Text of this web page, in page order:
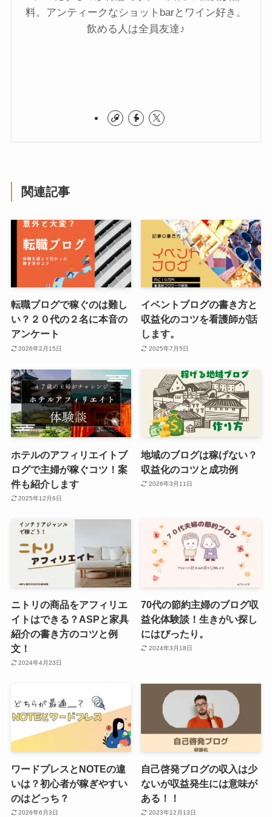
料。アンティークなショットbarとワイン好き。
飲める人は全員友達♪
関連記事
転職ブログで稼ぐのは難し
い？２０代の２名に本音の
アンケート
2026年2月15日
イベントブログの書き方と
収益化のコツを看護師が話
します。
2025年7月5日
ホテルのアフィリエイトブ
ログで主婦が稼ぐコツ！案
件も紹介します
2025年12月6日
地域のブログは稼げない？
収益化のコツと成功例
2026年3月11日
ニトリの商品をアフィリエ
イトはできる？ASPと家具
紹介の書き方のコツと例
文！
2024年4月23日
70代の節約主婦のブログ収
益化体験談！生きがい探し
にはぴったり。
2024年3月18日
ワードプレスとNOTEの違
いは？初心者が稼ぎやすい
のはどっち？
2026年6月3日
自己啓発ブログの収入は少
ないが収益発生には意味が
ある！！
2023年12月13日